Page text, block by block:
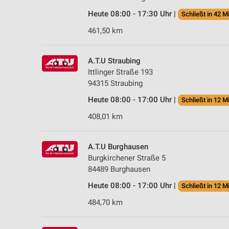
Heute 08:00 - 17:30 Uhr |
Schließt in 42
461,50 km
A.T.U Straubing
Ittlinger Straße 193
94315 Straubing
Heute 08:00 - 17:00 Uhr |
Schließt in 12
408,01 km
A.T.U Burghausen
Burgkirchener Straße 5
84489 Burghausen
Heute 08:00 - 17:00 Uhr |
Schließt in 12
484,70 km